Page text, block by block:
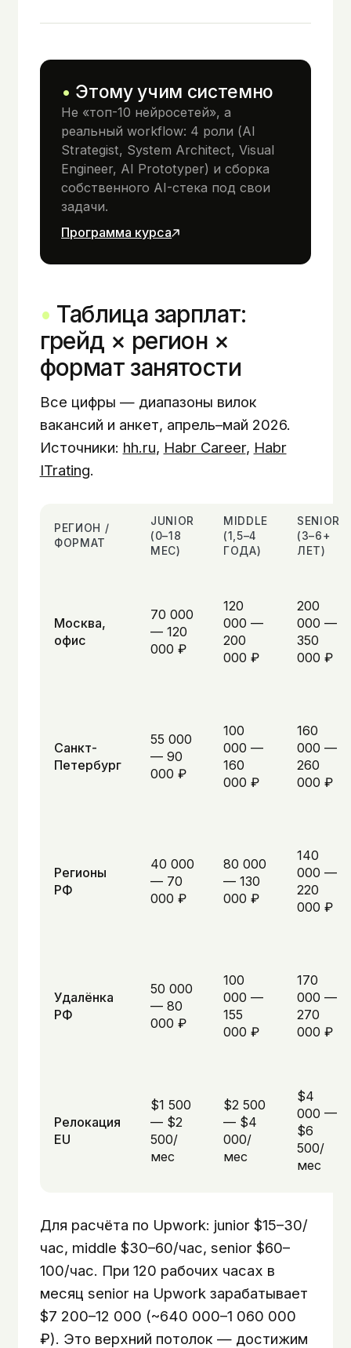
Этому учим системно
Не «топ-10 нейросетей», а
реальный workflow: 4 роли (AI
Strategist, System Architect, Visual
Engineer, AI Prototyper) и сборка
собственного AI-стека под свои
задачи.
Программа курса
Таблица зарплат:
грейд × регион ×
формат занятости
Все цифры — диапазоны вилок
вакансий и анкет, апрель–май 2026.
Источники: hh.ru, Habr Career, Habr
ITrating.
РЕГИОН /
ФОРМАТ
JUNIOR
(0–18
МЕС)
MIDDLE
(1,5–4
ГОДА)
SENIOR
(3–6+
ЛЕТ)
Москва,
офис
70 000
— 120
000 ₽
120
000 —
200
000 ₽
200
000 —
350
000 ₽
Санкт-
Петербург
55 000
— 90
000 ₽
100
000 —
160
000 ₽
160
000 —
260
000 ₽
Регионы
РФ
40 000
— 70
000 ₽
80 000
— 130
000 ₽
140
000 —
220
000 ₽
Удалёнка
РФ
50 000
— 80
000 ₽
100
000 —
155
000 ₽
170
000 —
270
000 ₽
Релокация
EU
$1 500
— $2
500/
мес
$2 500
— $4
000/
мес
$4
000 —
$6
500/
мес
Для расчёта по Upwork: junior $15–30/
час, middle $30–60/час, senior $60–
100/час. При 120 рабочих часах в
месяц senior на Upwork зарабатывает
$7 200–12 000 (~640 000–1 060 000
₽). Это верхний потолок — достижим